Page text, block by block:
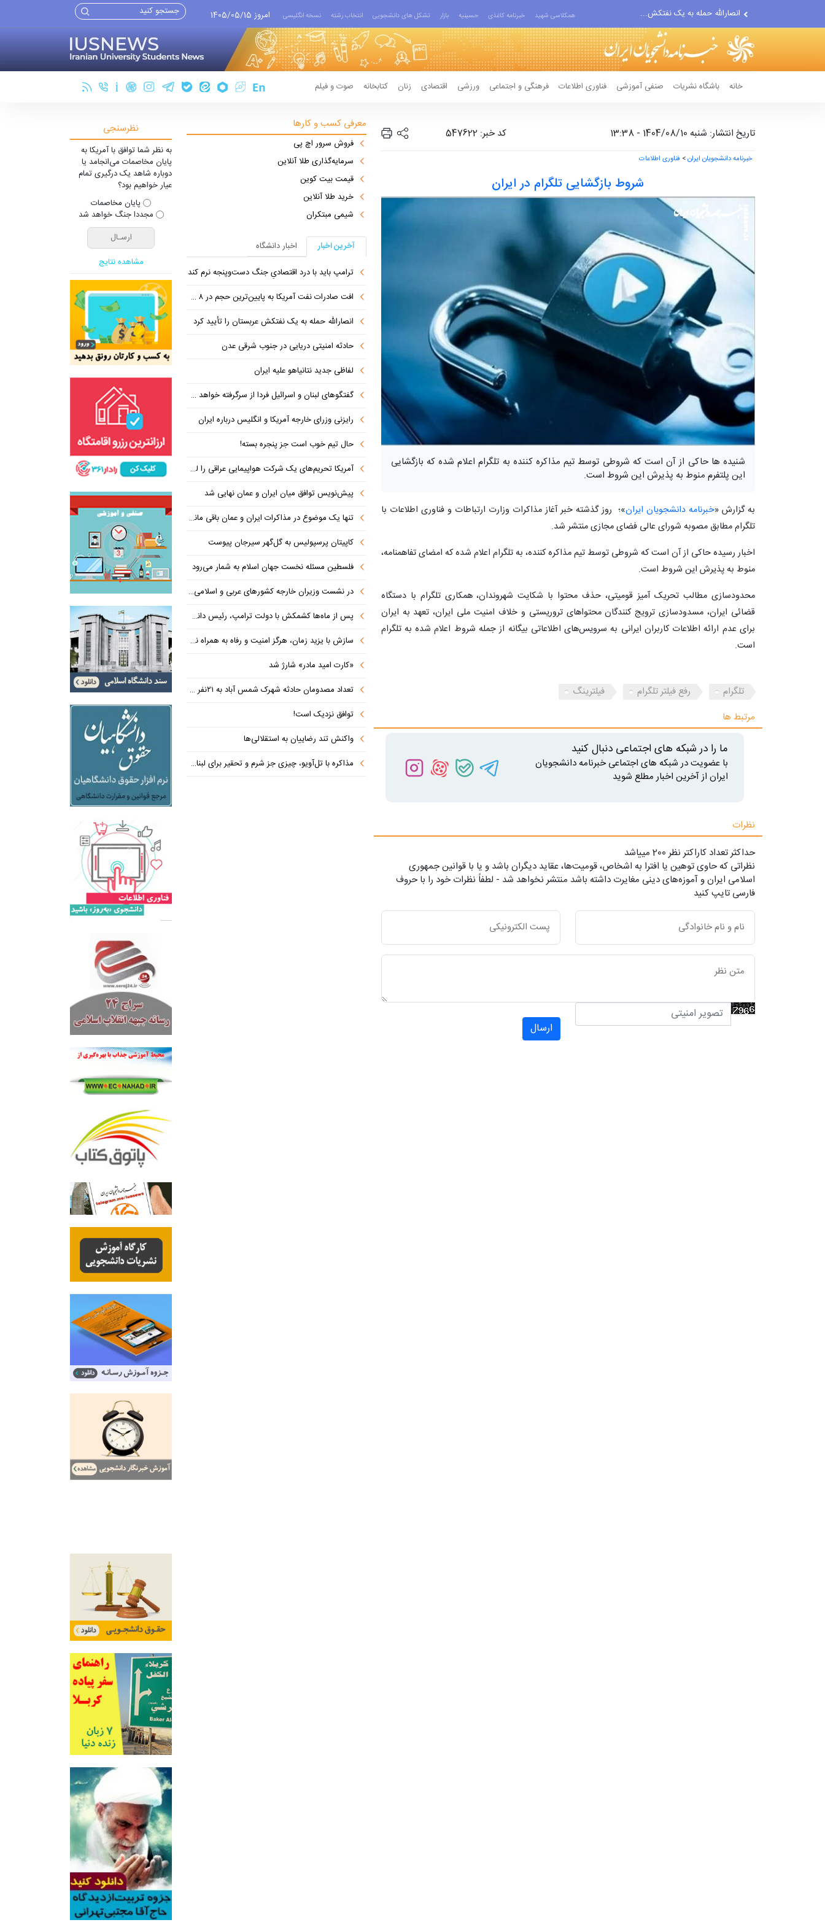
حادثه امنیتی دریایی در جنوب...
لفاظی جدید نتانیاهو علیه ایران
همکلاسی شهید خبرنامه کاغذی حسینیه بازار تشکل های دانشجویی انتخاب رشته نسخه انگلیسی امروز 1405/05/15
خانه باشگاه نشریات صنفی آموزشی فناوری اطلاعات فرهنگی و اجتماعی ورزشی اقتصادی زنان کتابخانه صوت و فیلم
تاریخ انتشار: شنبه 1404/08/10 - 13:38 کد خبر: 547622
خبرنامه دانشجویان ایران> فناوری اطلاعات
شروط بازگشایی تلگرام در ایران
شنیده ها حاکی از آن است که شروطی توسط تیم مذاکره کننده به تلگرام اعلام شده که بازگشایی
این پلتفرم منوط به پذیرش این شروط است.
به گزارش «خبرنامه دانشجویان ایران»؛ روز گذشته خبر آغاز مذاکرات وزارت ارتباطات و فناوری اطلاعات با
تلگرام مطابق مصوبه شورای عالی فضای مجازی منتشر شد.
اخبار رسیده حاکی از آن است که شروطی توسط تیم مذاکره کننده، به تلگرام اعلام شده که امضای تفاهمنامه،
منوط به پذیرش این شروط است.
محدودسازی مطالب تحریک آمیز قومیتی، حذف محتوا با شکایت شهروندان، همکاری تلگرام با دستگاه
قضائی ایران، مسدودسازی ترویج کنندگان محتواهای تروریستی و خلاف امنیت ملی ایران، تعهد به ایران
برای عدم ارائه اطلاعات کاربران ایرانی به سرویس‌های اطلاعاتی بیگانه از جمله شروط اعلام شده به تلگرام
است.
تلگرام رفع فیلتر تلگرام
فیلترینگ
مرتبط ها
ما را در شبکه های اجتماعی دنبال کنید
با عضویت در شبکه های اجتماعی خبرنامه دانشجویان
ایران از آخرین اخبار مطلع شوید
نظرات
حداکثر تعداد کاراکتر نظر 200 ميياشد
نظراتی که حاوی توهین یا افترا به اشخاص، قومیت‌ها، عقاید دیگران باشد و یا با قوانین جمهوری
اسلامی ایران و آموزه‌های دینی مغایرت داشته باشد منتشر نخواهد شد - لطفاً نظرات خود را با حروف
فارسی تایپ کنید
ارسال
معرفی کسب و کارها
فروش سرور اچ پی
سرمایه‌گذاری طلا آنلاین
قیمت بیت کوین
خرید طلا آنلاین
شیمی مبتکران
آخرین اخبار
اخبار دانشگاه
ترامپ باید با درد اقتصادیِ جنگ دست‌و‌پنجه نرم کند
افت صادرات نفت آمریکا به پایین‌ترین حجم در ۸ ماه اخیر
انصارالله حمله به یک نفتکش عربستان را تأیید کرد
حادثه امنیتی دریایی در جنوب شرقی عدن
لفاظی جدید نتانیاهو علیه ایران
گفتگوهای لبنان و اسرائیل فردا از سرگرفته خواهد شد!
رایزنی وزرای خارجه آمریکا و انگلیس درباره ایران
حال تیم خوب است جز پنجره بسته!
آمریکا تحریم‌های یک شرکت هواپیمایی عراقی را لغو کرد
پیش‌نویس توافق میان ایران و عمان نهایی شد
تنها یک موضوع در مذاکرات ایران و عمان باقی مانده است
کاپیتان پرسپولیس به گل‌گهر سیرجان پیوست
فلسطین مسئله نخست جهان اسلام به شمار می‌رود
در نشست وزیران خارجه کشورهای عربی و اسلامی در امان چه گذشت؟
پس از ماه‌ها کشمکش با دولت ترامپ، رئیس دانشگاه براون کنار می‌رود
سازش با یزید زمان، هرگز امنیت و رفاه به همراه نداشته است
«کارت امید مادر» شارژ شد
تعداد مصدومان حادثه شهرک شمس آباد به ۲۱نفر رسید
توافق نزدیک است!
واکنش تند رضاییان به استقلالی‌ها
مذاکره با تل‌آویو، چیزی جز شرم و تحقیر برای لبنان ندارد
نظرسنجی
به نظر شما توافق با آمریکا به
پایان مخاصمات می‌انجامد یا
دوباره شاهد یک درگیری تمام
عیار خواهیم بود؟
پایان مخاصمات
مجددا جنگ خواهد شد
مشاهده نتایج